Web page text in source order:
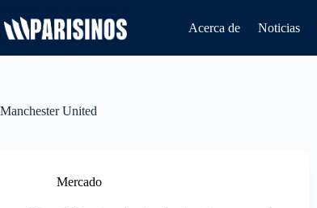
al
contenido
Acerca de Noticias
Manchester United
Mercado